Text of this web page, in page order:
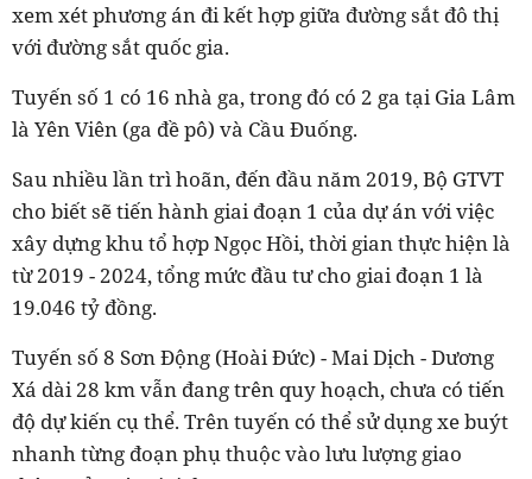
xem xét phương án đi kết hợp giữa đường sắt đô thị
với đường sắt quốc gia.
Tuyến số 1 có 16 nhà ga, trong đó có 2 ga tại Gia Lâm
là Yên Viên (ga đề pô) và Cầu Đuống.
Sau nhiều lần trì hoãn, đến đầu năm 2019, Bộ GTVT
cho biết sẽ tiến hành giai đoạn 1 của dự án với việc
xây dựng khu tổ hợp Ngọc Hồi, thời gian thực hiện là
từ 2019 - 2024, tổng mức đầu tư cho giai đoạn 1 là
19.046 tỷ đồng.
Tuyến số 8 Sơn Động (Hoài Đức) - Mai Dịch - Dương
Xá dài 28 km vẫn đang trên quy hoạch, chưa có tiến
độ dự kiến cụ thể. Trên tuyến có thể sử dụng xe buýt
nhanh từng đoạn phụ thuộc vào lưu lượng giao